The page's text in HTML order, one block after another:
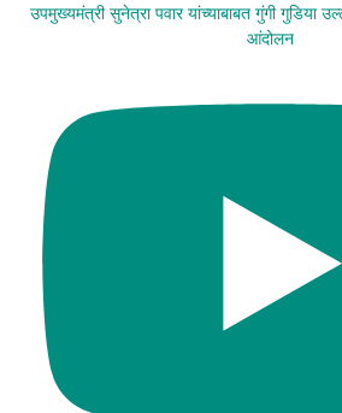
उपमुख्यमंत्री सुनेत्रा पवार यांच्याबाबत गुंगी गुडिया
आंदोलन